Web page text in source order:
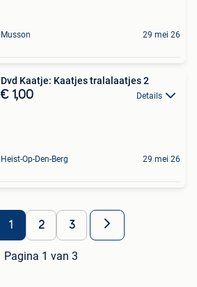
Musson 29 mei 26
Dvd Kaatje: Kaatjes tralalaatjes 2
€ 1,00 Details
Heist-Op-Den-Berg 29 mei 26
1 2 3
Pagina 1 van 3